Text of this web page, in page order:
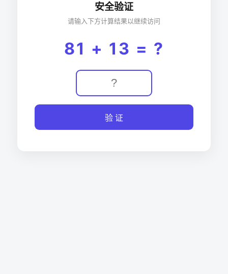
安全验证
请输入下方计算结果以继续访问
81 + 13 = ?
验 证